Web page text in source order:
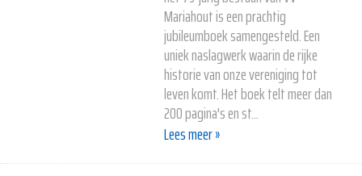
Mariahout is een prachtig
jubileumboek samengesteld. Een
uniek naslagwerk waarin de rijke
historie van onze vereniging tot
leven komt. Het boek telt meer dan
200 pagina's en st...
Lees meer »